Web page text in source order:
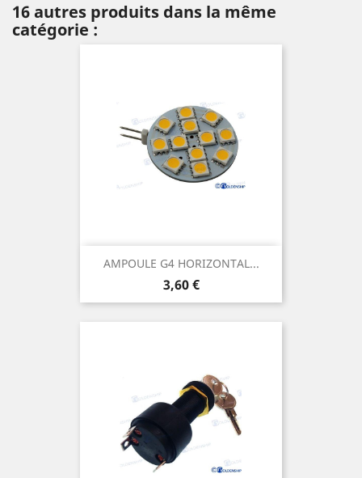
16 autres produits dans la même
catégorie :
AMPOULE G4 HORIZONTAL...
Prix
3,60 €